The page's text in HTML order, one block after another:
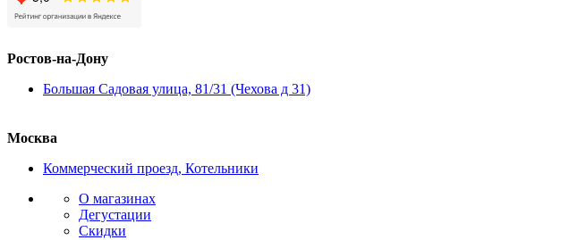
Ростов-на-Дону
Большая Садовая улица, 81/31 (Чехова д 31)
Москва
Коммерческий проезд, Котельники
О магазинах
Дегустации
Скидки